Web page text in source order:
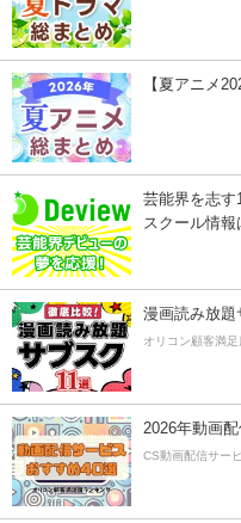
【夏アニメ
芸能界を志す
スクール情報
漫画読み放題
オリコン顧客満
2026年動画
CS動画配信サー